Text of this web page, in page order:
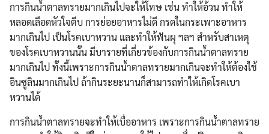
การกินน้ำตาลทรายมากเกินไปจะให้โทษ เช่น ทำให้อ้วน ทำให้
หลอดเลือดหัวใจตีบ การย่อยอาหารไม่ดี กรดในกระเพาะอาหาร
มากเกินไป เป็นโรคเบาหวาน และทำให้ฟันผุ ฯลฯ สำหรับสาเหตุ
ของโรคเบาหวานนั้น มีบารายที่เกี่ยวข้องกับการกินน้ำตาลทราย
มากเกินไป ทั้งนี้เพราะการกินน้ำตาลทรายมากเกินจะทำให้ต้องใช้
อินซูลินมากเกินไป ถ้ากินระยะนานก็สามารถทำให้เกิดโรคเบา
หวานได้
การกินน้ำตาลทรายจะทำให้เบื่ออาหาร เพราะการกินน้ำตาลทราย